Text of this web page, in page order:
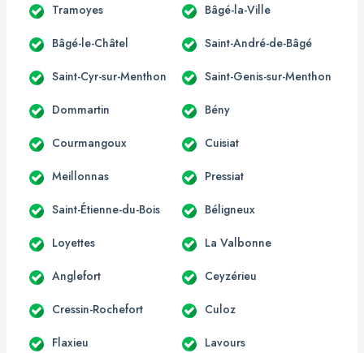
Tramoyes Bâgé-la-Ville
Bâgé-le-Châtel Saint-André-de-Bâgé
Saint-Cyr-sur-Menthon Saint-Genis-sur-Menthon
Dommartin Bény
Courmangoux Cuisiat
Meillonnas Pressiat
Saint-Étienne-du-Bois Béligneux
Loyettes La Valbonne
Anglefort Ceyzérieu
Cressin-Rochefort Culoz
Flaxieu Lavours